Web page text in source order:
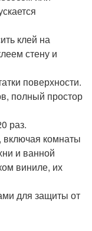
клей на
стену и
поверхности.
полный простор
раз.
комнаты
и ванной
виниле, их
для защиты от